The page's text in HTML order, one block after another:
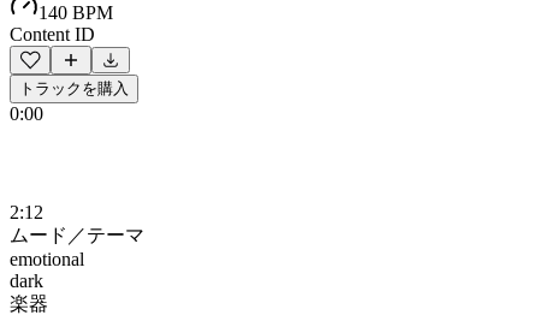
140 BPM
Content ID
トラックを購入
0:00
2:12
ムード／テーマ
emotional
dark
楽器